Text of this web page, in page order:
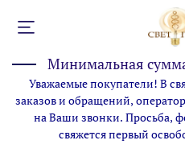
Минимальная
Уважаемые покупатели! В
заказов и обращений,
на Ваши звонки. Просьба,
свяжется первый